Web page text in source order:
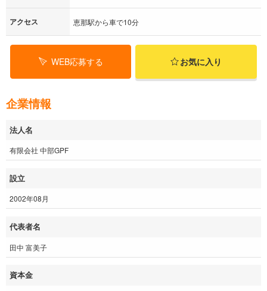
アクセス 恵那駅から車で10分
WEB応募する お気に入り
企業情報
法人名
有限会社 中部GPF
設立
2002年08月
代表者名
田中 富美子
資本金